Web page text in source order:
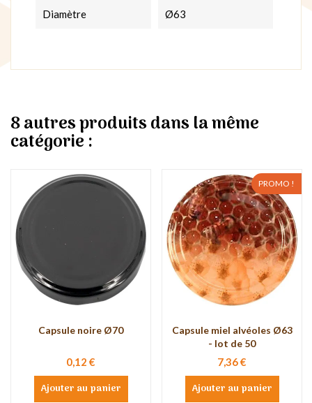
Diamètre Ø63
8 autres produits dans la même
catégorie :
Capsule noire Ø70
0,12 €
Ajouter au panier
PROMO !
Capsule miel alvéoles Ø63
- lot de 50
7,36 €
Ajouter au panier